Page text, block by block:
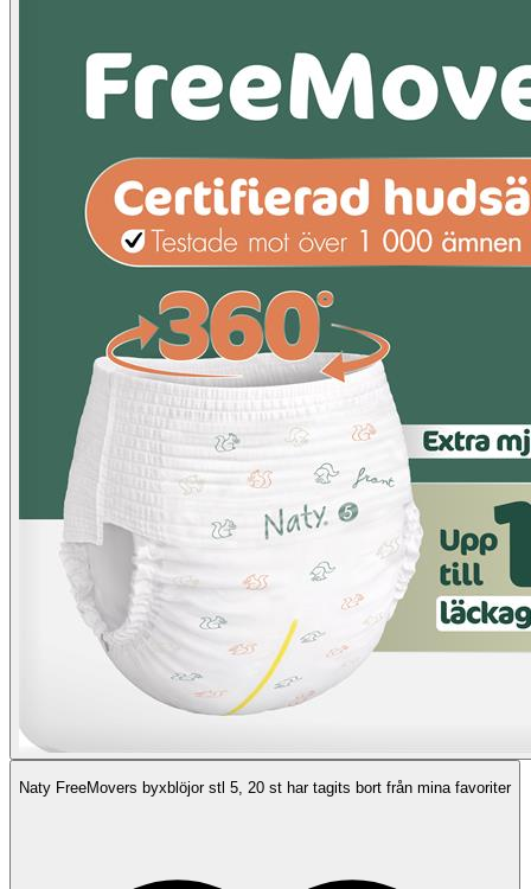
Naty FreeMovers byxblöjor stl 5, 20 st har tagits bort från mina favoriter